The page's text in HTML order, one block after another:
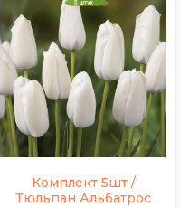
Комплект 5шт /
Тюльпан Альбатрос